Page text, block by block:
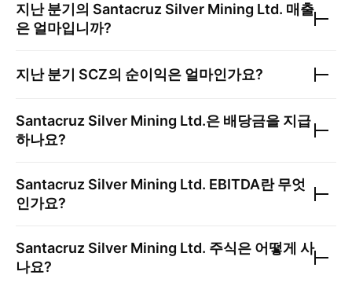
지난 분기의 Santacruz Silver Mining Ltd. 매출
은 얼마입니까?
지난 분기 SCZ의 순이익은 얼마인가요?
Santacruz Silver Mining Ltd.은 배당금을 지급
하나요?
Santacruz Silver Mining Ltd. EBITDA란 무엇
인가요?
Santacruz Silver Mining Ltd. 주식은 어떻게 사
나요?